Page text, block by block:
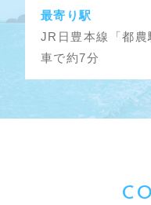
最寄り駅
JR日豊本線「都農
車で約7分